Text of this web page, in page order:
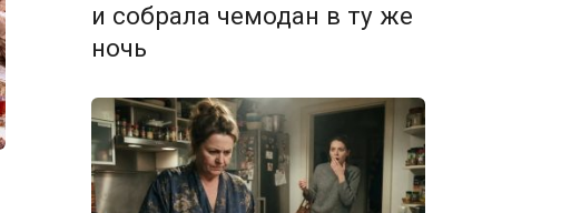
и собрала чемодан в ту же
ночь